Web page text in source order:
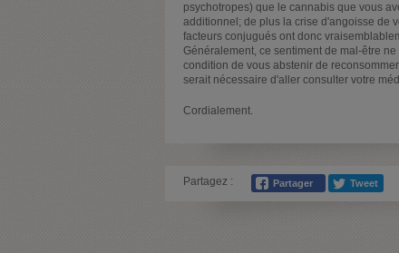
psychotropes) que le cannabis que vous
additionnel; de plus la crise d'angoisse de
facteurs conjugués ont donc
Généralement, ce sentiment de mal-être
condition de vous abstenir de
serait nécessaire d'aller consulter votre
Cordialement.
Partagez :